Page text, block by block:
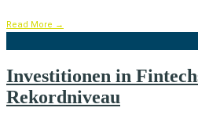
Read More →
Investitionen in
Rekordniveau